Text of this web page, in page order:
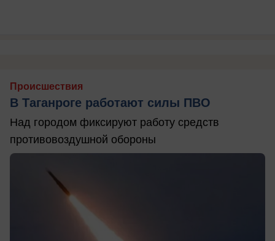
Происшествия
В Таганроге работают силы ПВО
Над городом фиксируют работу средств
противовоздушной обороны